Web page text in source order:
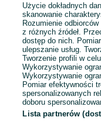
E-mail
Hasło
Użycie dokładnych
skanowanie
Rozumienie
z różnych źródeł.
dostęp do nich.
ulepszanie usług.
Tworzenie profili w
Wykorzystywanie
Wykorzystywanie
Pomiar efektywności
spersonalizowanych
doboru
Lista partnerów